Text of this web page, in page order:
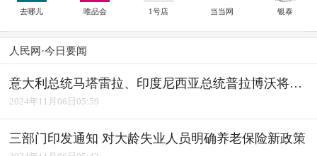
去哪儿 唯品会 1号店 当当网 银泰
人民网·今日要闻
意大利总统马塔雷拉、印度尼西亚总统普拉博沃将访华
2024年11月06日05:59
三部门印发通知 对大龄失业人员明确养老保险新政策